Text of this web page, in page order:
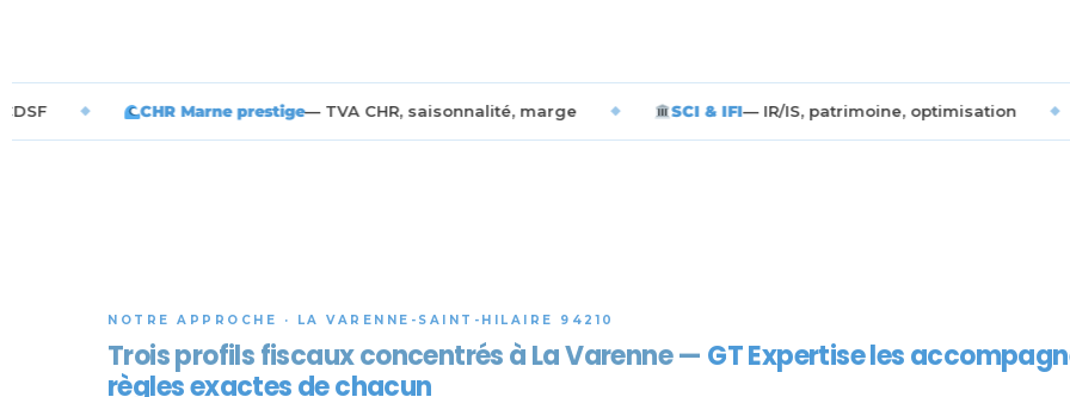
CHR Marne prestige— TVA CHR, saisonnalité, marge ◆ SCI & IFI — IR/IS, patrimoine, optimisation ◆ Avocats &
NOTRE APPROCHE · LA VARENNE-SAINT-HILAIRE 94210
Trois profils fiscaux concentrés à La Varenne — GT Expertise les
règles exactes de chacun